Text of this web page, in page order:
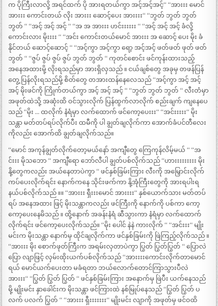
က ပိုကြီးလာလို့ အရင်ထက် ပို အားရတယ်ကွာ အင့်အင့်အင့်“ “အားးး မောင်
အားးး ကောင်းတယ် လိုး အားးး ဆောင့်ပေး အားးးး“ “ဘွတ် ဘွတ် ဘွတ်
ဘွတ် “ “အင့် အင့် အင့် “ “အ အ အားးး ဟင်းးးးးး “ “အင့် အင့် အင့် ခံလို့
ကောင်းလား မိုးးးး “ “အင်း ကောင်းတယ်မောင် အားးး အ ဆောင့် ပေး မိုး ခံ
နိုင်တယ် ဆောင့်ဆောင့် “ “အင့်ကွာ အင့်ကွာ ရော့ အင့်အင့် ဖတ်ဖတ် ဖုတ် ဖတ်
ဘွတ် “ “ဇွပ် ဇွပ် ဇွပ် ဇွပ် ဘွတ် ဘွတ် “ ကုတင်စောင်း ဖင်ကုန်းထားသည့်
အနေအထားမို့ လိုးရသည်မှာ အားရှိလှသည် ။ ငယ်ချစ်တွေ အခုမှ တဖန်ပြန်
တွေ့ ပြန်လိုးရသည်မို့ စိတ်တွေ တအားထန်နေလေသည် “အင့်ကွာ အင့် အင့်
အင့် မိုးဖင်ကို ကြိုက်တယ်ကွာ အင့် အင့် အင့် “ “ဘွတ် ဘွတ် ဘွတ် “ လီးတံမှာ
အဖုတ်ထဲသို့ အဆုံးထိ ဝင်သွားလိုက် ပြန်ထွက်လာလိုက် စည်းချက် ကျနေပေ
သည် “မိုး … ထလိုက် နံရံမှာ လက်ထောက် ဖင်ကော့ပေးးး“ “အင်းးးးး“ မိုး
သန္တာ မတ်တပ်ရပ်လိုက်ပီး ထမီကို ပါ ချွတ်ချလိုက်ကာ အောက်ခံပင်တီလေး
ကိုလည်း အောက်ထိ ချွတ်ချလိုက်သည်။
“မောင် အကုန်ချွတ်လိုက်တော့မယ်နော် အကျီတွေ ကြေကုန်လိမ့်မယ် “ “အ
င်းးး မိုသဘော “ အကျီရော ဘော်လီပါ ချွတ်ပစ်လိုက်သည် “ဟားးးးးးးးး မိုး
နို့တွေကလည်း အယ်နေတာပဲကွာ “ ဖင်နှစ်ခြမ်းကြား လီးကို အမြှောင်းလိုက်
ကပ်ပေးလိုက်ရင်း နောက်ကနေ သိုင်းဖက်ကာ နို့အုံကြီးတွေကို အားရပါးရ
နယ်ပစ်လိုက်သည် ။။ “အားးး ရှီးးးမောင် အားးးး“ နှစ်ယောက်သား မတ်တပ်
ရပ် အနေအထား ဖြင့် မိုးသန္တာကလည်း ဖင်ကြီးကို နောက်ကို ပစ်ကာ ကော့
ကော့ပေးနေမိသည် ။ ထို့နောက် အခန်းနံရံ ဆီသွားကာ နံရံမှာ လက်ထောက်
လိုက်ရင်း ဖင်ကော့ပေးလိုက်သည်။ “မိုး ပေါင် နဲနဲ ကားလိုက် “ “အင်းးး“ မျိုး
မင်းက မိုးသန္တာ နောက်မှ ထိုင်ချလိုက်ကာ ဖင်နှစ်ခြမ်းကို ဖြဲကြည့်လိုက်သည် ။
“အားးး မိုး စောက်ဖုတ်ကြီးက အရမ်းလှတာပဲကွာ ပြွတ် ပြွတ်ပြွတ် “ ပြောလဲ
ပြော လျာဖြင့် လှမ်းထိုးယက်ပစ်လိုက်သည် “အားးးးကောင်းလိုက်တာမောင်
ရယ် မောင်ယက်ပေးတာ မခံရတာ ဘယ်လောက်တောင်ကြာသွားပီလဲ
အားးး“ “ပြွတ် ပြွတ် ပြွတ် “ ဖင်နှစ်ခြမ်းကြား အနောက်မှ ဖြဲပီး ယက်နေသည်
မို့ မျိုးမင်း နှာခေါင်းက မိုးသန္တာ ဖင်ကြားထဲ နစ်မြုပ်နေသည် “ပြွတ် ပြွတ် ပ
လက် ပလက် ပြွတ် “ “အားးး ရှီးးးးးးး“ မျိုးမင်း လျာကို အဖုတ်မှ ဖင်ဝထိ